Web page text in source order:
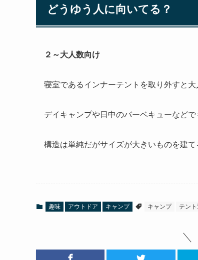
どうゆう人に向いてる？
２～大人数向け
寝室であるインナーテントを取り外すと
デイキャンプや日中のバーベキューなど
構造は単純だがサイズが大きいものを建
趣味 アウトドア キャンプ キャンプ テン